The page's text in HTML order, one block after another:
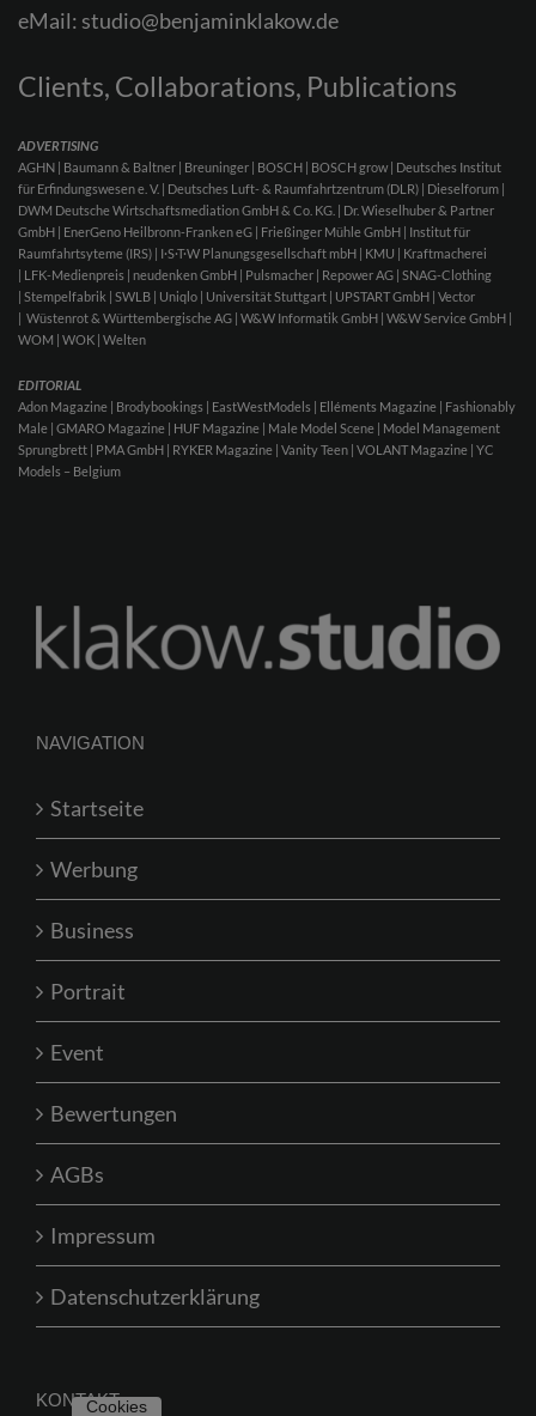
eMail: studio@benjaminklakow.de
Clients, Collaborations, Publications
ADVERTISING
AGHN | Baumann & Baltner | Breuninger | BOSCH | BOSCH grow | Deutsches Institut
für Erfindungswesen e. V. | Deutsches Luft- & Raumfahrtzentrum (DLR) | Dieselforum |
DWM Deutsche Wirtschaftsmediation GmbH & Co. KG. | Dr. Wieselhuber & Partner
GmbH | EnerGeno Heilbronn-Franken eG | Frießinger Mühle GmbH | Institut für
Raumfahrtsyteme (IRS) | I·S·T·W Planungsgesellschaft mbH | KMU | Kraftmacherei
| LFK-Medienpreis | neudenken GmbH | Pulsmacher | Repower AG | SNAG-Clothing
| Stempelfabrik | SWLB | Uniqlo | Universität Stuttgart | UPSTART GmbH | Vector
| Wüstenrot & Württembergische AG | W&W Informatik GmbH | W&W Service GmbH |
WOM | WOK | Welten
EDITORIAL
Adon Magazine | Brodybookings | EastWestModels | Elléments Magazine | Fashionably
Male | GMARO Magazine | HUF Magazine | Male Model Scene | Model Management
Sprungbrett | PMA GmbH | RYKER Magazine | Vanity Teen | VOLANT Magazine | YC
Models – Belgium
NAVIGATION
Startseite
Werbung
Business
Portrait
Event
Bewertungen
AGBs
Impressum
Datenschutzerklärung
KONTAKT
Cookies